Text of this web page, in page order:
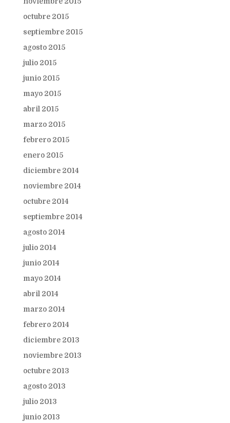
octubre 2015
septiembre 2015
agosto 2015
julio 2015
junio 2015
mayo 2015
abril 2015
marzo 2015
febrero 2015
enero 2015
diciembre 2014
noviembre 2014
octubre 2014
septiembre 2014
agosto 2014
julio 2014
junio 2014
mayo 2014
abril 2014
marzo 2014
febrero 2014
diciembre 2013
noviembre 2013
octubre 2013
agosto 2013
julio 2013
junio 2013